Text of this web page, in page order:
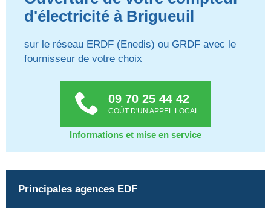
d'électricité à Brigueuil
sur le réseau ERDF (Enedis) ou GRDF avec le
fournisseur de votre choix
09 70 25 44 42
COÛT D'UN APPEL LOCAL
Informations et mise en service
Principales agences EDF